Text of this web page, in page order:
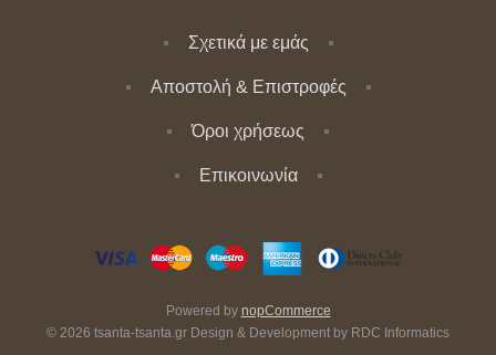
Σχετικά με εμάς
Αποστολή & Επιστροφές
Όροι χρήσεως
Επικοινωνία
Powered by nopCommerce
© 2026 tsanta-tsanta.gr Design & Development by RDC Informatics